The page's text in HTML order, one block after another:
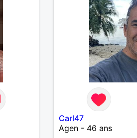
Carl47
Agen - 46 ans